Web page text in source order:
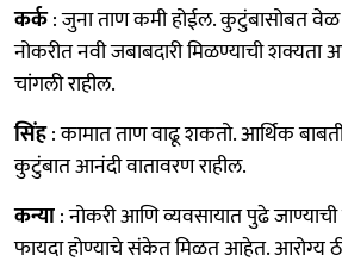
कर्क: जुना ताण कमी होईल. कुटुंबासोबत
नोकरीत नवी जबाबदारी मिळण्याची शक्यता
चांगली राहील.
सिंह: कामात ताण वाढू शकतो. आर्थिक
कुटुंबात आनंदी वातावरण राहील.
कन्या: नोकरी आणि व्यवसायात पुढे
फायदा होण्याचे संकेत मिळत आहेत. आरोग्य